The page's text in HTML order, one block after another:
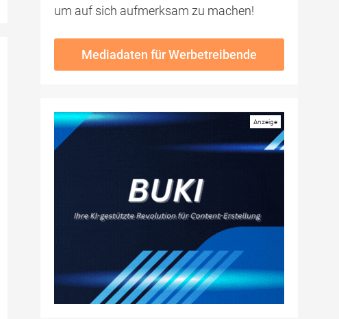
um auf sich aufmerksam zu machen!
Mediadaten für Werbetreibende